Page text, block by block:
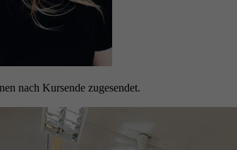
nach Kursende zugesendet.